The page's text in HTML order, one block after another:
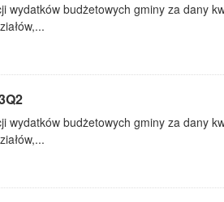
budżetowych gminy za dany
budżetowych gminy za dany